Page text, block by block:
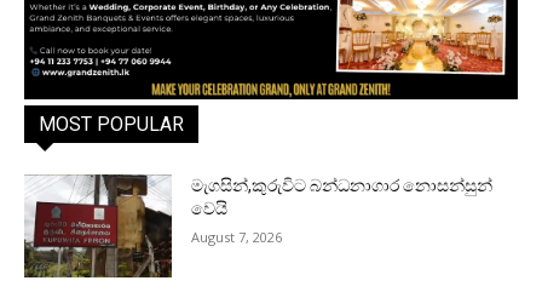
MOST POPULAR
මැගසින්,කුරුවිට බන්ධනාගාර නොසන්සුන්
වෙයි
August 7, 2026